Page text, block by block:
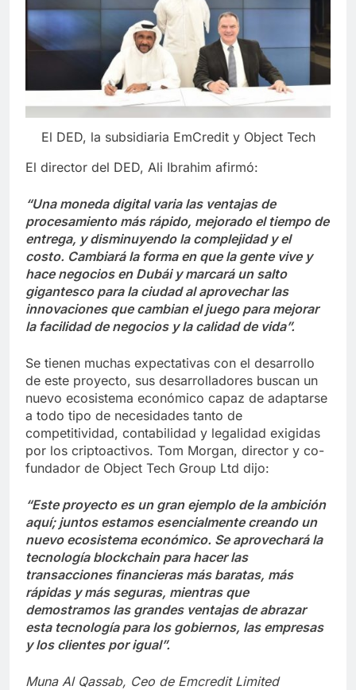
El DED, la subsidiaria EmCredit y Object Tech
El director del DED, Ali Ibrahim afirmó:
“Una moneda digital varia las ventajas de
procesamiento más rápido, mejorado el tiempo de
entrega, y disminuyendo la complejidad y el
costo. Cambiará la forma en que la gente vive y
hace negocios en Dubái y marcará un salto
gigantesco para la ciudad al aprovechar las
innovaciones que cambian el juego para mejorar
la facilidad de negocios y la calidad de vida”.
Se tienen muchas expectativas con el desarrollo
de este proyecto, sus desarrolladores buscan un
nuevo ecosistema económico capaz de adaptarse
a todo tipo de necesidades tanto de
competitividad, contabilidad y legalidad exigidas
por los criptoactivos. Tom Morgan, director y co-
fundador de Object Tech Group Ltd dijo:
“Este proyecto es un gran ejemplo de la ambición
aquí; juntos estamos esencialmente creando un
nuevo ecosistema económico. Se aprovechará la
tecnología blockchain para hacer las
transacciones financieras más baratas, más
rápidas y más seguras, mientras que
demostramos las grandes ventajas de abrazar
esta tecnología para los gobiernos, las empresas
y los clientes por igual”.
Muna Al Qassab, Ceo de Emcredit Limited